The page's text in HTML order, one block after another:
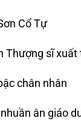
Cổ Tự
Thượng sĩ xuất
chân nhân
ân giáo